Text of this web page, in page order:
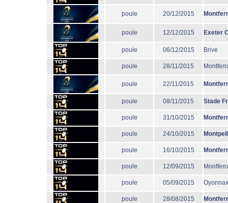
poule 20/12/2015
poule 12/12/2015 Exeter
poule 06/12/2015 Brive
poule 28/11/2015
poule 22/11/2015
poule 08/11/2015 Stade
poule 31/10/2015
poule 24/10/2015
poule 16/10/2015
poule 12/09/2015
poule 05/09/2015 Oyonnax
poule 28/08/2015